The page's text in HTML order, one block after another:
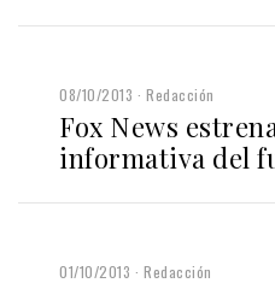
08/10/2013 Redacción
Fox News
informativa del
01/10/2013 Redacción